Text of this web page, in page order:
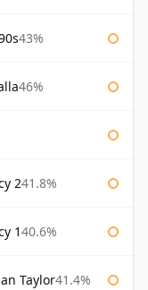
43%
46%
241.8%
140.6%
Taylor41.4%